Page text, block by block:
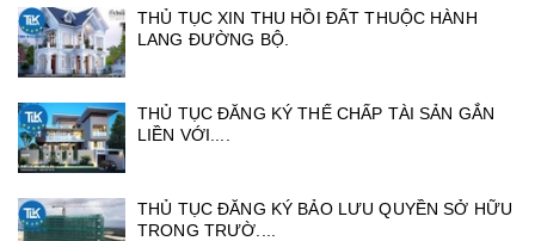
THỦ TỤC XIN THU HỒI ĐẤT THUỘC HÀNH
LANG ĐƯỜNG BỘ.
THỦ TỤC ĐĂNG KÝ THẾ CHẤP TÀI SẢN GẮN
LIỀN VỚI....
THỦ TỤC ĐĂNG KÝ BẢO LƯU QUYỀN SỞ HỮU
TRONG TRƯỜ....